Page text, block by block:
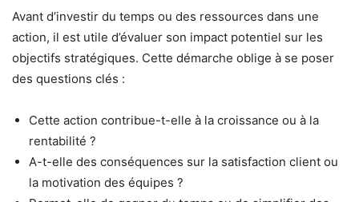
Avant d’investir du temps ou des ressources dans une
action, il est utile d’évaluer son impact potentiel sur les
objectifs stratégiques. Cette démarche oblige à se poser
des questions clés :
Cette action contribue-t-elle à la croissance ou à la
rentabilité ?
A-t-elle des conséquences sur la satisfaction client ou
la motivation des équipes ?